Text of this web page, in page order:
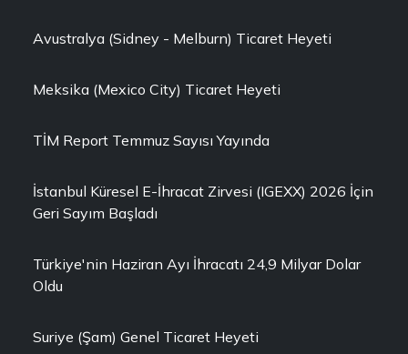
Avustralya (Sidney - Melburn) Ticaret Heyeti
Meksika (Mexico City) Ticaret Heyeti
TİM Report Temmuz Sayısı Yayında
İstanbul Küresel E-İhracat Zirvesi (IGEXX) 2026 İçin
Geri Sayım Başladı
Türkiye'nin Haziran Ayı İhracatı 24,9 Milyar Dolar
Oldu
Suriye (Şam) Genel Ticaret Heyeti